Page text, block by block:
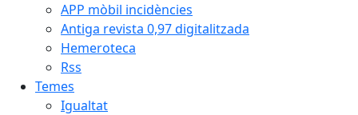
APP mòbil incidències
Antiga revista 0,97 digitalitzada
Hemeroteca
Rss
Temes
Igualtat